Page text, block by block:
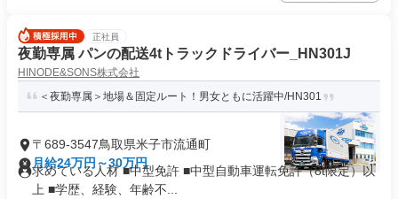
正社員
夜勤専属 パンの配送4tトラックドライバー_HN301J
HINODE&SONS株式会社
＜夜勤専属＞地場＆固定ルート！男女ともに活躍中/HN301
〒689-3547鳥取県米子市流通町
月給24万円～30万円
求めている人材 ■中型免許 ■中型自動車運転免許（8t限定）以
上 ■学歴、経験、年齢不...